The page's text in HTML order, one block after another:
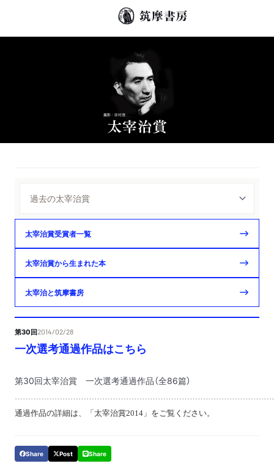
太宰治賞受賞者一覧
太宰治賞から生まれた本
太宰治と筑摩書房
第30回2014/02/28
一次選考通過作品はこちら
第30回太宰治賞 一次選考通過作品（全86篇）
通過作品の詳細は、
「太宰治賞2014」 をご覧ください。
Share Post Share